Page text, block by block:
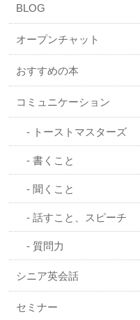
BLOG
オープンチャット
おすすめの本
コミュニケーション
トーストマスターズ
書くこと
聞くこと
話すこと、スピーチ
質問力
シニア英会話
セミナー